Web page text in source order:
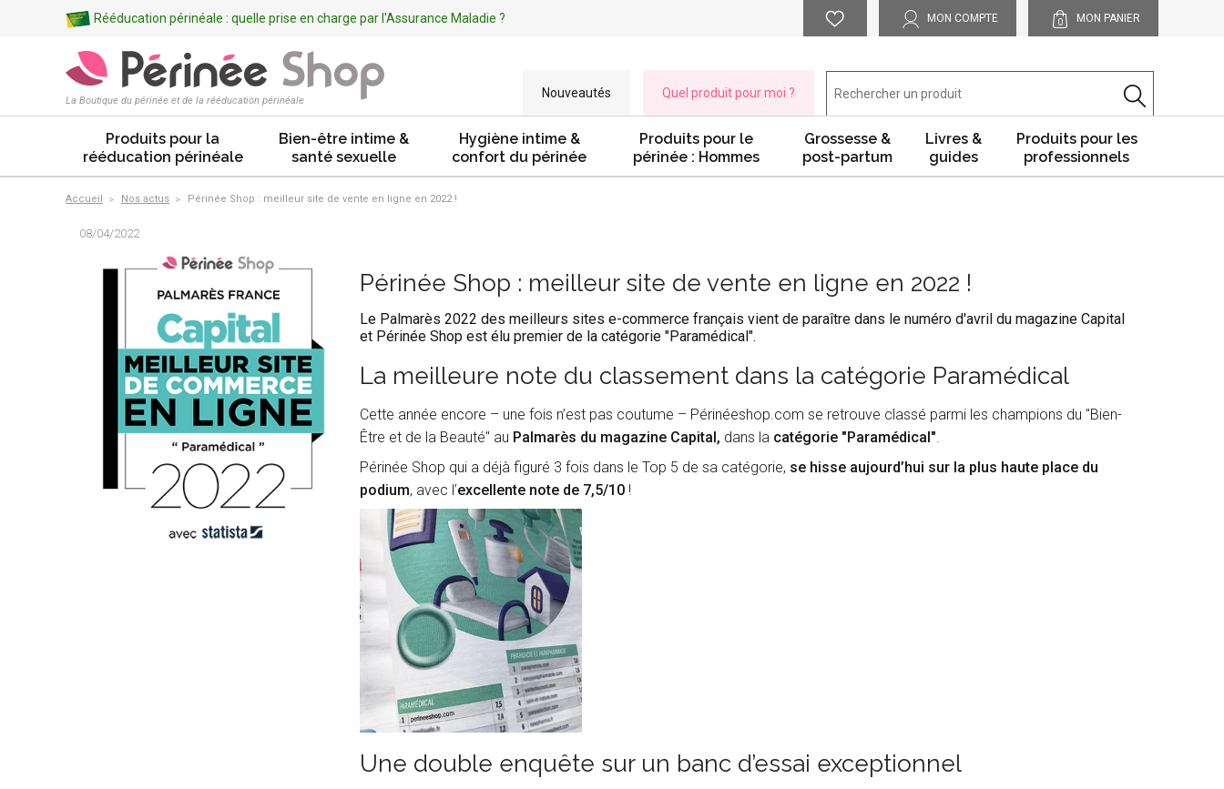
Rééducation périnéale : quelle prise en charge par l'Assurance Maladie ? MON COMPTE 0 MON PANIER
La Boutique du périnée et de la rééducation périnéale
Nouveautés Quel produit pour moi ?
Produits pour la
rééducation périnéale
Bien-être intime &
santé sexuelle
Hygiène intime &
confort du périnée
Produits pour le
périnée : Hommes
Grossesse &
post-partum
Livres &
guides
Produits pour les
professionnels
Accueil Nos actus Périnée Shop : meilleur site de vente en ligne en 2022 !
08/04/2022
Périnée Shop : meilleur site de vente en ligne en 2022 !
Le Palmarès 2022 des meilleurs sites e-commerce français vient de paraître dans le numéro d'avril du magazine Capital
et Périnée Shop est élu premier de la catégorie "Paramédical".
La meilleure note du classement dans la catégorie Paramédical
Cette année encore – une fois n’est pas coutume – Périnéeshop.com se retrouve classé parmi les champions du "Bien-
Être et de la Beauté" au Palmarès du magazine Capital, dans la catégorie "Paramédical".
Périnée Shop qui a déjà figuré 3 fois dans le Top 5 de sa catégorie, se hisse aujourd’hui sur la plus haute place du
podium, avec l’excellente note de 7,5/10!
Une double enquête sur un banc d’essai exceptionnel